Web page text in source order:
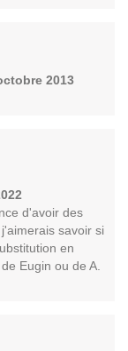
2013
d'avoir des
savoir si
en
Eugin ou de A.